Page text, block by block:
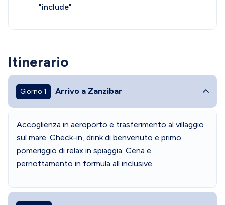
"include"
Itinerario
Giorno 1 Arrivo a Zanzibar
Accoglienza in aeroporto e trasferimento al villaggio
sul mare. Check-in, drink di benvenuto e primo
pomeriggio di relax in spiaggia. Cena e
pernottamento in formula all inclusive.